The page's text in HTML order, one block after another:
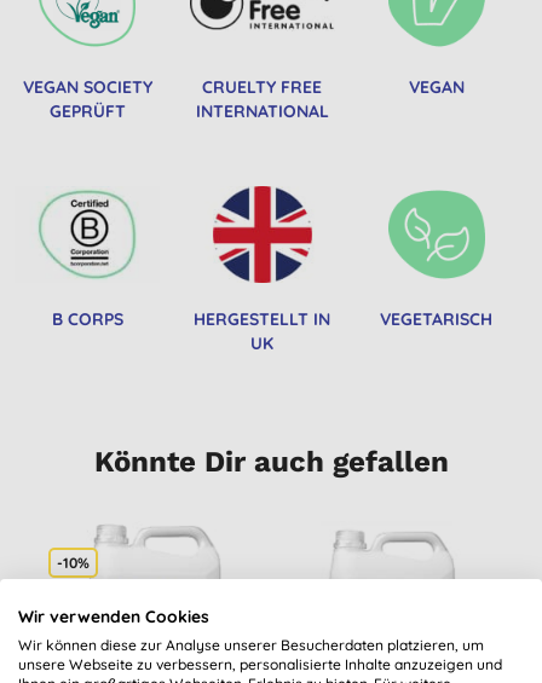
VEGAN SOCIETY
GEPRÜFT
CRUELTY FREE
INTERNATIONAL
VEGAN
B CORPS
HERGESTELLT IN
UK
VEGETARISCH
Könnte Dir auch gefallen
-10%
Wir verwenden Cookies
Wir können diese zur Analyse unserer Besucherdaten platzieren, um
unsere Webseite zu verbessern, personalisierte Inhalte anzuzeigen und